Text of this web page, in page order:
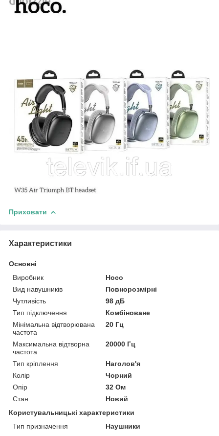
Приховати
Характеристики
Основні
Виробник
Hoco
Вид навушників
Повнорозмірні
Чутливість
98 дБ
Тип підключення
Комбіноване
Мінімальна відтворювана
частота
20 Гц
Максимальна відтворна
частота
20000 Гц
Тип кріплення
Наголов'я
Колір
Чорний
Опір
32 Ом
Стан
Новий
Користувальницькі характеристики
Тип призначення
Наушники